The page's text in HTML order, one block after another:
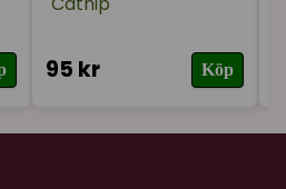
95 kr Köp